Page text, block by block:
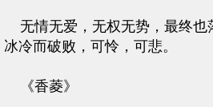
无情无爱，无权无势，最终也
冰冷而破败，可怜，可悲。
《香菱》